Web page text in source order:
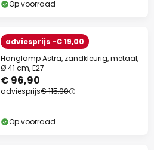
Op voorraad
adviesprijs -€ 19,00
Hanglamp Astra, zandkleurig, metaal,
Ø 41 cm, E27
€ 96,90
adviesprijs€ 115,90
Op voorraad